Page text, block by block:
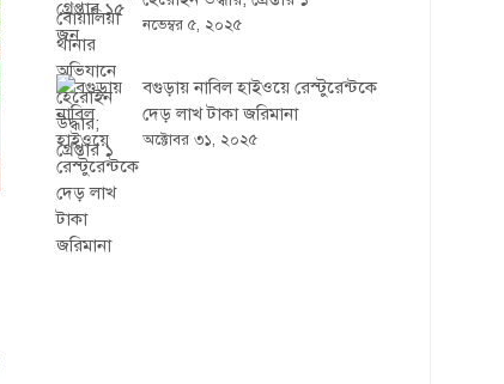
নভেম্বর ৫, ২০২৫
বগুড়ায় নাবিল হাইওয়ে রেস্টুরেন্টকে
দেড় লাখ টাকা জরিমানা
অক্টোবর ৩১, ২০২৫